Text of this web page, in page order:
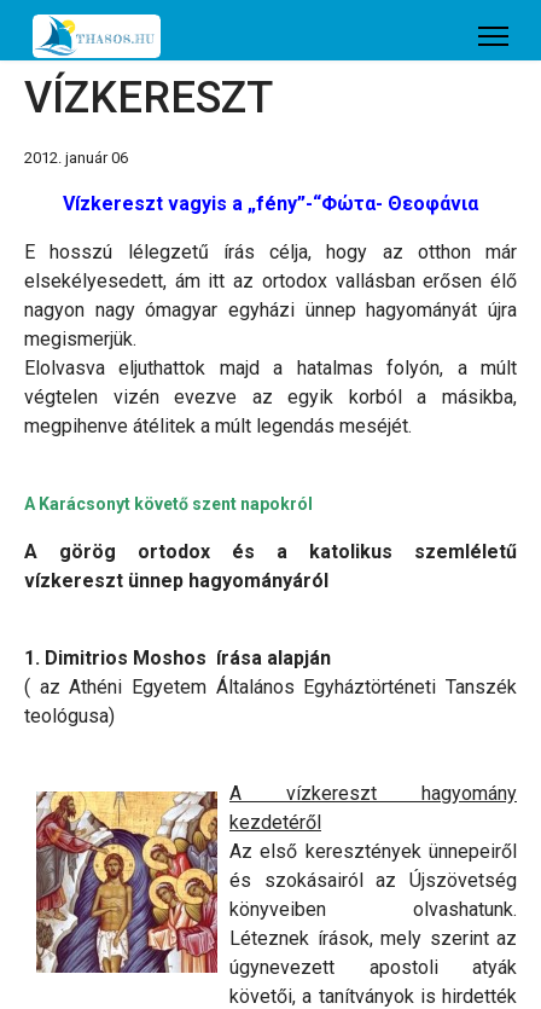
VÍZKERESZT
2012. január 06
Vízkereszt vagyis a „fény”-“Φώτα- Θεοφάνια
E hosszú lélegzetű írás célja, hogy az otthon már
elsekélyesedett, ám itt az ortodox vallásban erősen élő
nagyon nagy ómagyar egyházi ünnep hagyományát újra
megismerjük.
Elolvasva eljuthattok majd a hatalmas folyón, a múlt
végtelen vizén evezve az egyik korból a másikba,
megpihenve átélitek a múlt legendás meséjét.
A Karácsonyt követő szent napokról
A görög ortodox és a katolikus szemléletű
vízkereszt ünnep hagyományáról
1. Dimitrios Moshos írása alapján
( az Athéni Egyetem Általános Egyháztörténeti Tanszék
teológusa)
A vízkereszt hagyomány
kezdetéről
Az első keresztények ünnepeiről
és szokásairól az Újszövetség
könyveiben olvashatunk.
Léteznek írások, mely szerint az
úgynevezett apostoli atyák
követői, a tanítványok is hirdették